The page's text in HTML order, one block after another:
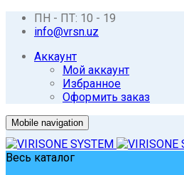
ПН - ПТ: 10 - 19
info@vrsn.uz
Аккаунт
Мой аккаунт
Избранное
Оформить заказ
Mobile navigation
Весь каталог